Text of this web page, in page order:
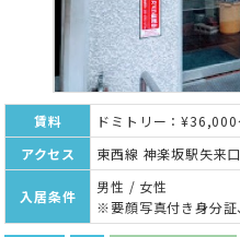
賃料
ドミトリー：
アクセス
東西線 神楽坂駅矢来
入居条件
男性 / 女性
※要顔写真付き身分証